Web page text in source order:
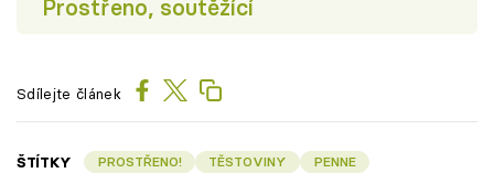
Prostřeno, soutěžící
Sdílejte článek
ŠTÍTKY PROSTŘENO! TĚSTOVINY PENNE